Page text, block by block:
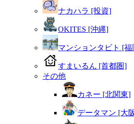
ナカハラ [投資]
OKITES [沖縄]
マンションタビト [福
すまいるん [首都圏]
その他
カネー [北関東]
データマン [大